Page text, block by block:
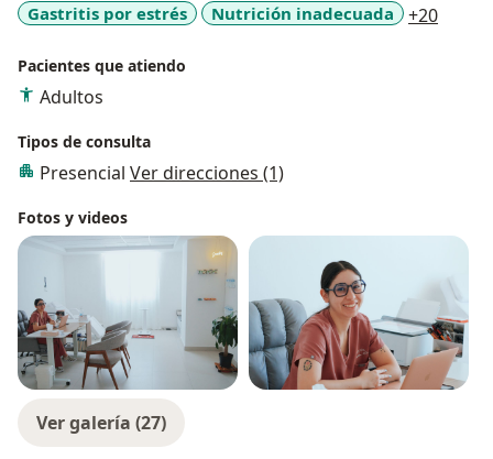
Gastritis por estrés
Nutrición inadecuada +20
Pacientes que atiendo
Adultos
Tipos de consulta
Presencial Ver direcciones (1)
Fotos y videos
Ver galería (27)